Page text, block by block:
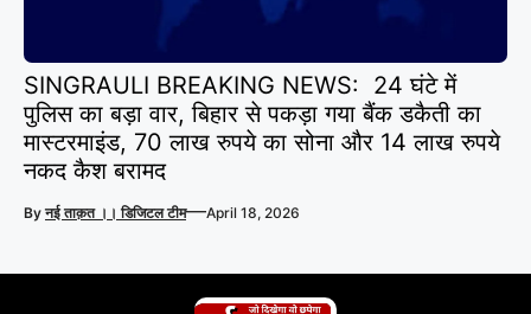
SINGRAULI BREAKING NEWS: 24 घंटे में
पुलिस का बड़ा वार, बिहार से पकड़ा गया बैंक डकैती का
मास्टरमाइंड, 70 लाख रुपये का सोना और 14 लाख रुपये
नकद कैश बरामद
Byनई ताक़त ।। डिजिटल टीम—April 18, 2026